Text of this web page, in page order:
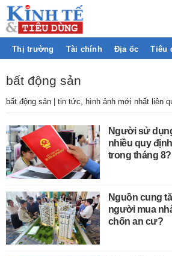
Thị trường Tài chính Địa ốc Tiêu
bất động sản
bất động sản | tin tức, hình ảnh mới nhất liên
Người sử
nhiều quy
trong tháng 8?
Nguồn cung
người mua
chốn an cư?